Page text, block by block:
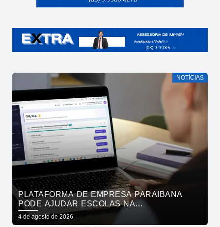
NOTÍCIAS
PLATAFORMA DE EMPRESA PARAIBANA
PODE AJUDAR ESCOLAS NA
IDENTIFICAÇÃO PRECOCE DE SINAIS DE
NEURODIVERGÊNCIA
4 de agosto de 2026